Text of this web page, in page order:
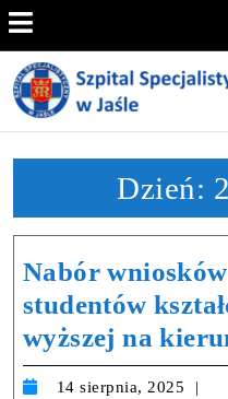
Dzień:
Nabór
studentów
wyższej na
14 sierpnia, 2025